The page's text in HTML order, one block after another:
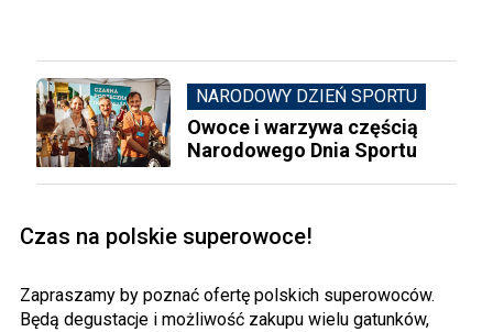
NARODOWY DZIEŃ SPORTU
Owoce i warzywa częścią
Narodowego Dnia Sportu
Czas na polskie superowoce!
Zapraszamy by poznać ofertę polskich superowoców.
Będą degustacje i możliwość zakupu wielu gatunków,